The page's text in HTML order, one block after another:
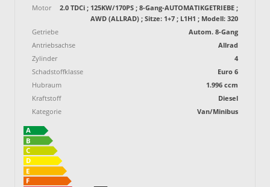
Motor
2.0 TDCi ; 125KW/170PS ; 8-Gang-AUTOMATIKGETRIEBE ;
AWD (ALLRAD) ; Sitze: 1+7 ; L1H1 ; Modell: 320
Getriebe
Autom. 8-Gang
Antriebsachse
Allrad
Zylinder
4
Schadstoffklasse
Euro 6
Hubraum
1.996 ccm
Kraftstoff
Diesel
Kategorie
Van/Minibus